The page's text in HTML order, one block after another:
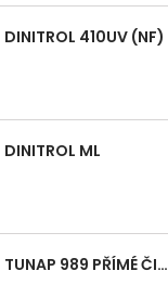
DINITROL 410UV (NF)
DINITROL ML
TUNAP 989 PŘÍMÉ ČIŠTĚNÍ VSTŘIKOVÁNÍ - DIESEL